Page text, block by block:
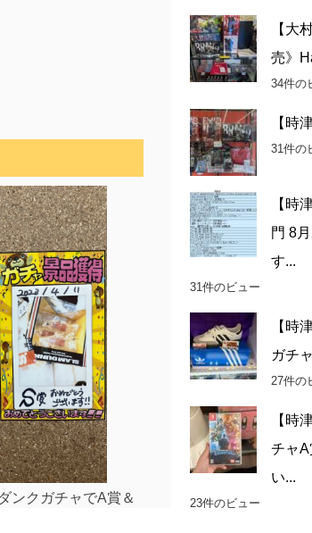
クガチャでA賞＆
【大
売》
34件の
【時
31件の
【時
門 8
す...
31件のビュー
【時
ガチ
27件の
【時
チャ
い...
23件のビュー